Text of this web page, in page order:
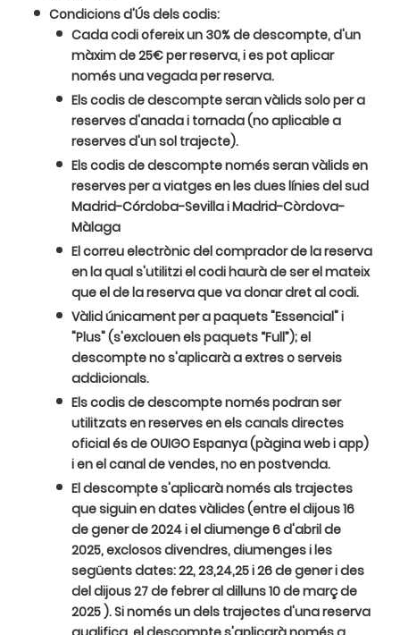
Condicions d'Ús dels codis:
Cada codi ofereix un 30% de descompte, d'un
màxim de 25€ per reserva, i es pot aplicar
només una vegada per reserva.
Els codis de descompte seran vàlids solo per a
reserves d'anada i tornada (no aplicable a
reserves d'un sol trajecte).
Els codis de descompte només seran vàlids en
reserves per a viatges en les dues línies del sud
Madrid-Córdoba-Sevilla i Madrid-Còrdova-
Màlaga
El correu electrònic del comprador de la reserva
en la qual s'utilitzi el codi haurà de ser el mateix
que el de la reserva que va donar dret al codi.
Vàlid únicament per a paquets "Essencial" i
"Plus" (s'exclouen els paquets “Full”); el
descompte no s'aplicarà a extres o serveis
addicionals.
Els codis de descompte només podran ser
utilitzats en reserves en els canals directes
oficial és de OUIGO Espanya (pàgina web i app)
i en el canal de vendes, no en postvenda.
El descompte s'aplicarà només als trajectes
que siguin en dates vàlides (entre el dijous 16
de gener de 2024 i el diumenge 6 d'abril de
2025, exclosos divendres, diumenges i les
següents dates: 22, 23,24,25 i 26 de gener i des
del dijous 27 de febrer al dilluns 10 de març de
2025 ). Si només un dels trajectes d'una reserva